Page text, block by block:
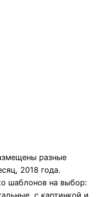
разные
2018 года.
шаблонов на выбор: